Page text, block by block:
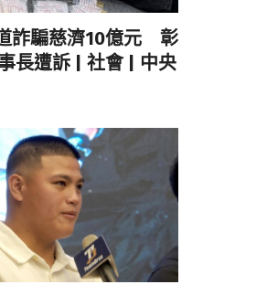
詐騙慈濟10億元 彰
長遭訴 | 社會 | 中央